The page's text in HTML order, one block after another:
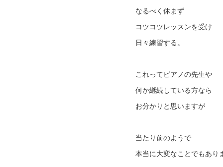
なるべく休まず
コツコツレッスンを受け
日々練習する。
これってピアノの先生や
何か継続している方なら
お分かりと思いますが
当たり前のようで
本当に大変なことでもあり